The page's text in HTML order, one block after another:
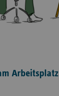
Arbeitsplatz